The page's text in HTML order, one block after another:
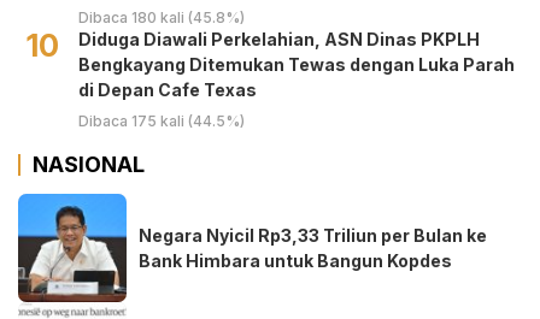
Masyarakat
Dibaca 180 kali (45.8%)
10
Diduga Diawali Perkelahian, ASN Dinas PKPLH
Bengkayang Ditemukan Tewas dengan Luka Parah
di Depan Cafe Texas
Dibaca 175 kali (44.5%)
NASIONAL
Negara Nyicil Rp3,33 Triliun per Bulan ke
Bank Himbara untuk Bangun Kopdes